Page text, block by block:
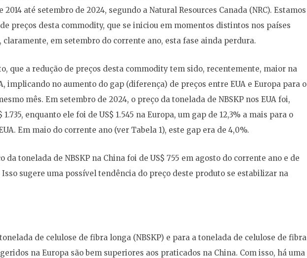
até setembro de 2024, segundo a Natural Resources Canada (NRC). Estamos
preços desta commodity, que se iniciou em momentos distintos nos países
claramente, em setembro do corrente ano, esta fase ainda perdura.
que a redução de preços desta commodity tem sido, recentemente, maior na
implicando no aumento do gap (diferença) de preços entre EUA e Europa para o
mês. Em setembro de 2024, o preço da tonelada de NBSKP nos EUA foi,
1.735, enquanto ele foi de US$ 1.545 na Europa, um gap de 12,3% a mais para o
Em maio do corrente ano (ver Tabela 1), este gap era de 4,0%.
da tonelada de NBSKP na China foi de US$ 755 em agosto do corrente ano e de
Isso sugere uma possível tendência do preço deste produto se estabilizar na
de celulose de fibra longa (NBSKP) e para a tonelada de celulose de fibra
na Europa são bem superiores aos praticados na China. Com isso, há uma